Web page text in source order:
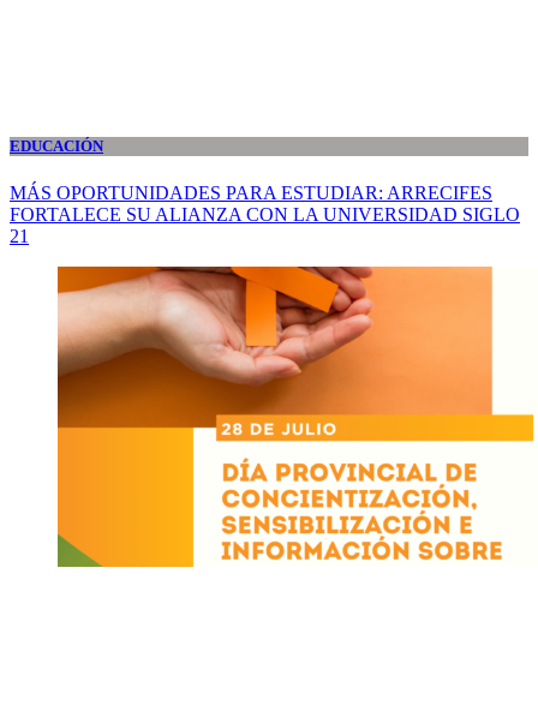
EDUCACIÓN
MÁS OPORTUNIDADES PARA ESTUDIAR: ARRECIFES
FORTALECE SU ALIANZA CON LA UNIVERSIDAD SIGLO
21